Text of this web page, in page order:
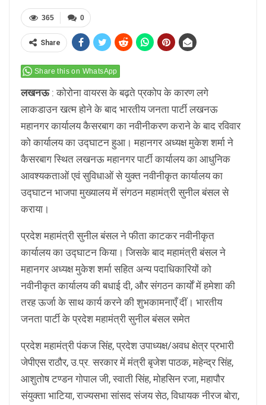
0
365
Share
Share this on WhatsApp
लखनऊ: कोरोना वायरस के बढ़ते प्रकोप के कारण लगे
लाकडाउन खत्म होने के बाद भारतीय जनता पार्टी लखनऊ
महानगर कार्यालय कैसरबाग का नवीनीकरण कराने के बाद रविवार
को कार्यालय का उद्घाटन हुआ। महानगर अध्यक्ष मुकेश शर्मा ने
कैसरबाग स्थित लखनऊ महानगर पार्टी कार्यालय का आधुनिक
आवश्यकताओं एवं सुविधाओं से युक्त नवीनीकृत कार्यालय का
उद्घाटन भाजपा मुख्यालय में संगठन महामंत्री सुनील बंसल से
कराया।
प्रदेश महामंत्री सुनील बंसल ने फीता काटकर नवीनीकृत
कार्यालय का उद्घाटन किया। जिसके बाद महामंत्री बंसल ने
महानगर अध्यक्ष मुकेश शर्मा सहित अन्य पदाधिकारियों को
नवीनीकृत कार्यालय की बधाई दी, और संगठन कार्याें में हमेशा की
तरह ऊर्जा के साथ कार्य करने की शुभकामनाएँ दीं। भारतीय
जनता पार्टी के प्रदेश महामंत्री सुनील बंसल समेत
प्रदेश महामंत्री पंकज सिंह, प्रदेश उपाध्यक्ष/अवध क्षेत्र प्रभारी
जेपीएस राठौर, उ.प्र. सरकार में मंत्री बृजेश पाठक, महेन्द्र सिंह,
आशुतोष टण्डन गोपाल जी, स्वाती सिंह, मोहसिन रजा, महापौर
संयुक्ता भाटिया, राज्यसभा सांसद संजय सेठ, विधायक नीरज बोरा,